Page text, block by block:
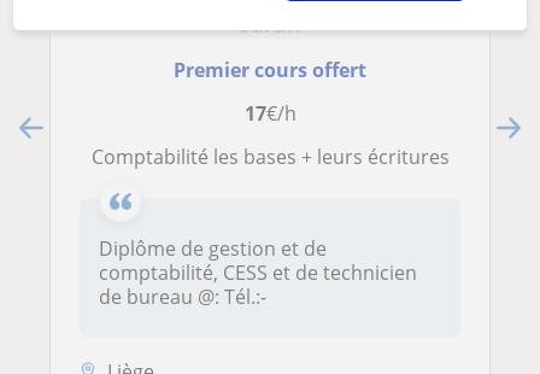
Sarah
Premier cours offert
17€/h
Comptabilité les bases + leurs écritures
Diplôme de gestion et de
comptabilité, CESS et de technicien
de bureau @: Tél.:-